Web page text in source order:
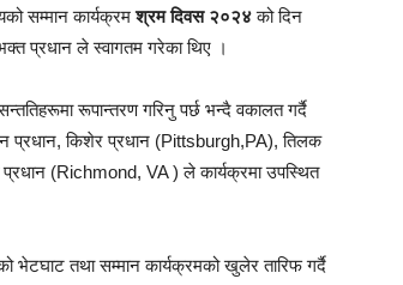
सम्मान कार्यक्रमश्रम दिवस २०२४को दिन
प्रधान ले स्वागतम गरेका थिए ।
रूपान्तरण गरिनु पर्छ भन्दै वकालत गर्दै
प्रधान, किशेर प्रधान (Pittsburgh,PA), तिलक
(Richmond, VA ) ले कार्यक्रमा उपस्थित
तथा सम्मान कार्यक्रमको खुलेर तारिफ गर्दै